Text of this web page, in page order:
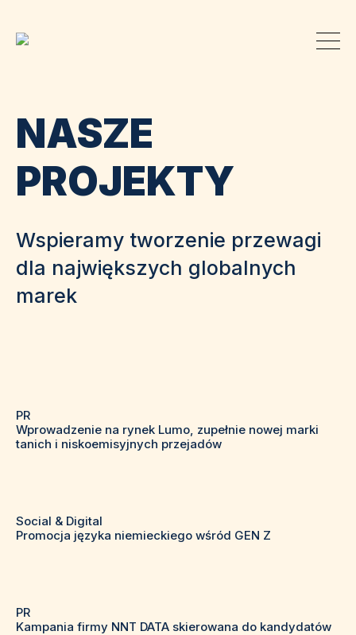
NASZE
PROJEKTY
Wspieramy tworzenie przewagi
dla największych globalnych
marek
PR
Wprowadzenie na rynek Lumo, zupełnie nowej marki
tanich i niskoemisyjnych przejadów
Social & Digital
Promocja języka niemieckiego wśród GEN Z
PR
Kampania firmy NNT DATA skierowana do kandydatów